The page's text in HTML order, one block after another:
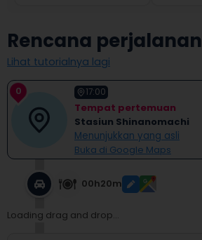
to
get
the
keyboard
shortcuts
for
changing
dates.
Rencana perjalanan
Lihat tutorialnya lagi
0 17:00
Tempat pertemuan
Stasiun Shinanomachi
Menunjukkan yang asli
Buka di Google Maps
00h20m
Loading drag and drop...